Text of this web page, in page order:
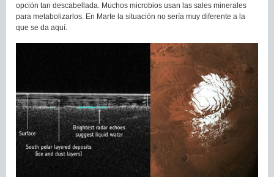
opción tan descabellada. Muchos microbios usan las sales minerales
para metabolizarlos. En Marte la situación no sería muy diferente a la
que se da aquí.